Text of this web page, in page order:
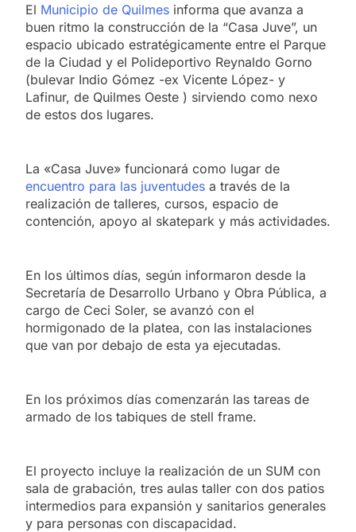
El Municipio de Quilmes informa que avanza a
buen ritmo la construcción de la “Casa Juve”, un
espacio ubicado estratégicamente entre el Parque
de la Ciudad y el Polideportivo Reynaldo Gorno
(bulevar Indio Gómez -ex Vicente López- y
Lafinur, de Quilmes Oeste ) sirviendo como nexo
de estos dos lugares.
La «Casa Juve» funcionará como lugar de
encuentro para las juventudes a través de la
realización de talleres, cursos, espacio de
contención, apoyo al skatepark y más actividades.
En los últimos días, según informaron desde la
Secretaría de Desarrollo Urbano y Obra Pública, a
cargo de Ceci Soler, se avanzó con el
hormigonado de la platea, con las instalaciones
que van por debajo de esta ya ejecutadas.
En los próximos días comenzarán las tareas de
armado de los tabiques de stell frame.
El proyecto incluye la realización de un SUM con
sala de grabación, tres aulas taller con dos patios
intermedios para expansión y sanitarios generales
y para personas con discapacidad.